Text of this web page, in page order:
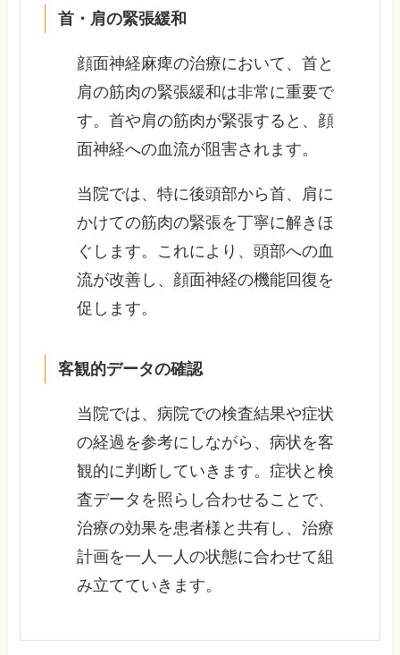
首・肩の緊張緩和
顔面神経麻痺の治療において、首と
肩の筋肉の緊張緩和は非常に重要で
す。首や肩の筋肉が緊張すると、顔
面神経への血流が阻害されます。
当院では、特に後頭部から首、肩に
かけての筋肉の緊張を丁寧に解きほ
ぐします。これにより、頭部への血
流が改善し、顔面神経の機能回復を
促します。
客観的データの確認
当院では、病院での検査結果や症状
の経過を参考にしながら、病状を客
観的に判断していきます。症状と検
査データを照らし合わせることで、
治療の効果を患者様と共有し、治療
計画を一人一人の状態に合わせて組
み立てていきます。